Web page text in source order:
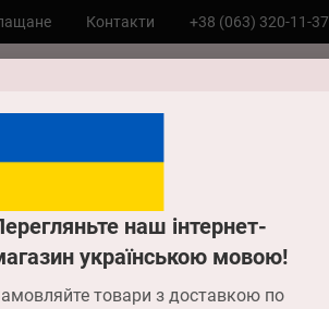
наш інтернет-
українською мовою!
товари з доставкою по
Контакти +38 (063) 320-11-37